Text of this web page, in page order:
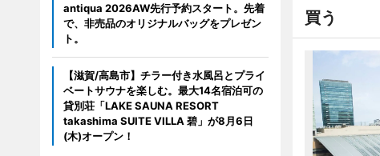
買う
antiqua 2026AW先行予約スタート。先着
で、非売品のオリジナルバッグをプレゼン
ト。
【滋賀/高島市】チラー付き水風呂とプライ
ベートサウナを楽しむ。最大14名宿泊可の
貸別荘「LAKE SAUNA RESORT
takashima SUITE VILLA 碧」が8月6日
(木)オープン！